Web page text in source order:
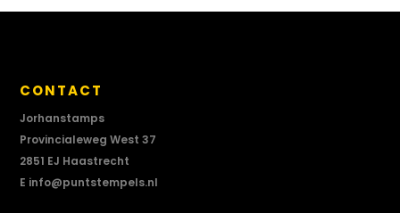
CONTACT
Jorhanstamps
Provincialeweg West 37
2851 EJ Haastrecht
E info@puntstempels.nl